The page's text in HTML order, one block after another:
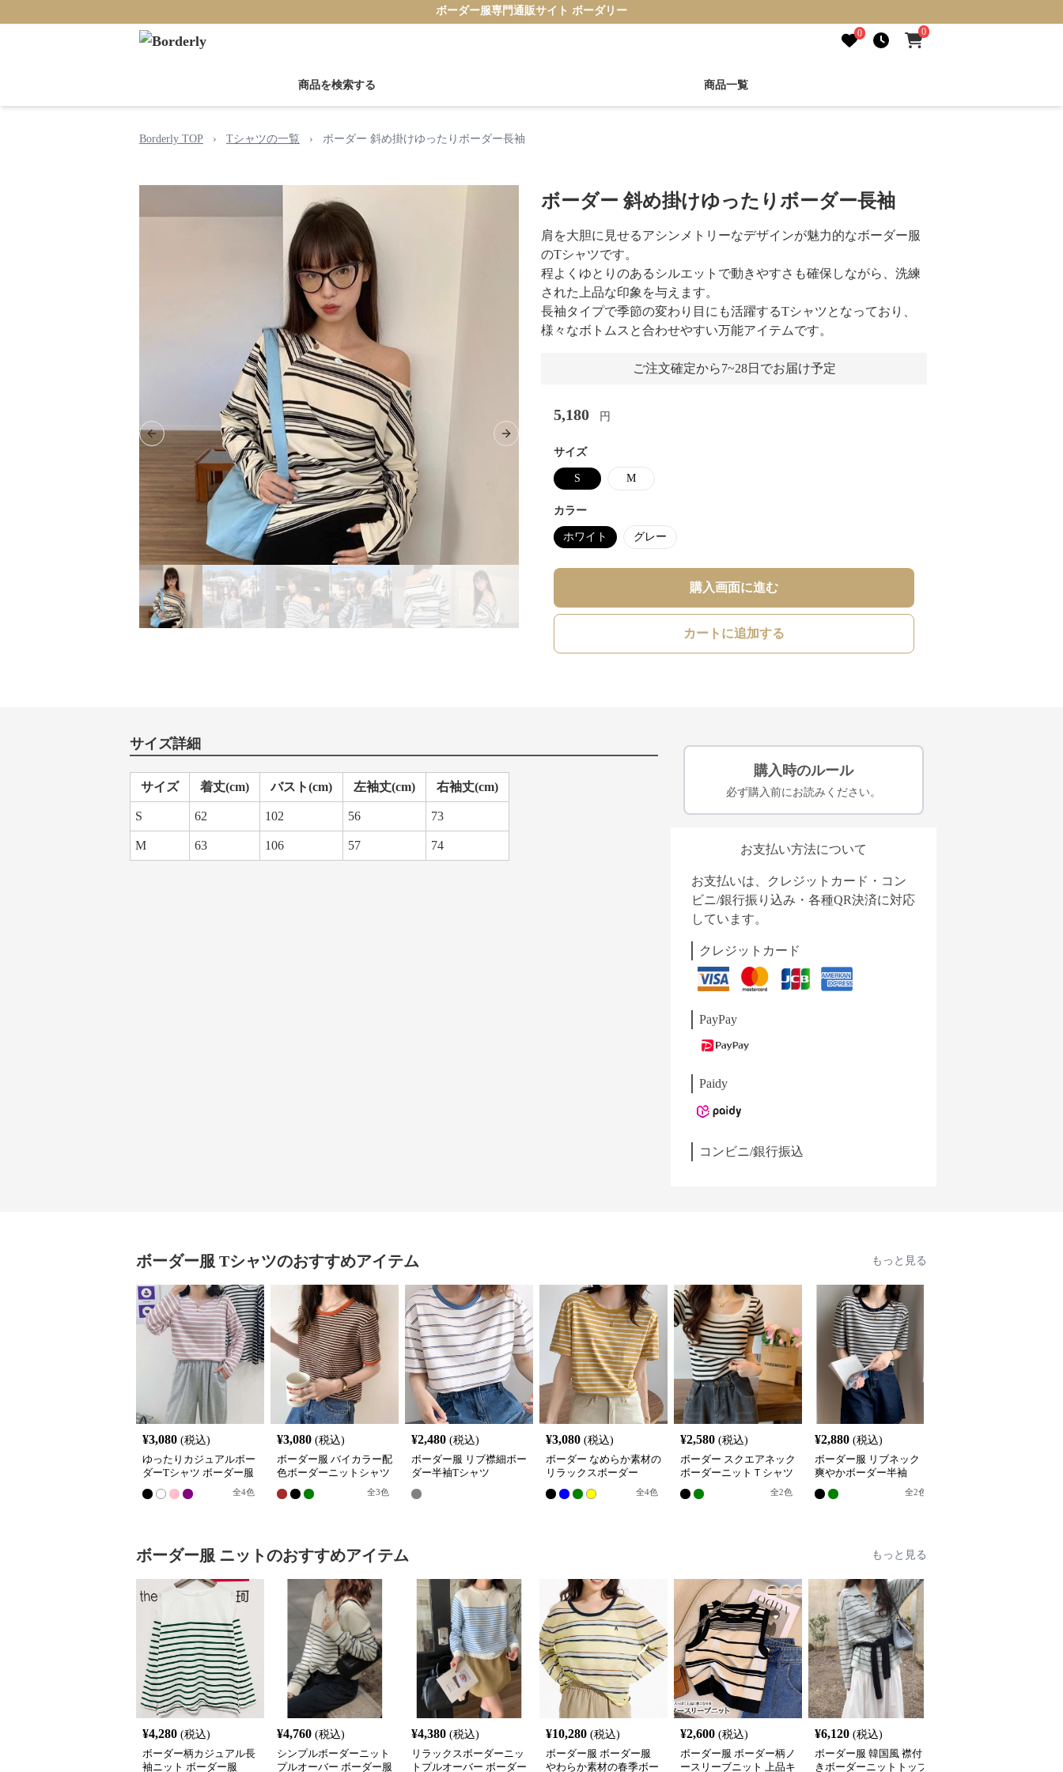
ボーダー服専門通販サイト ボーダリー
0 0
商品を検索する 商品一覧
Borderly TOP › Tシャツの一覧 › ボーダー 斜め掛けゆったりボーダー長袖
Previous slide Next slide
ボーダー 斜め掛けゆったりボーダー長袖
肩を大胆に見せるアシンメトリーなデザインが魅力的なボーダー服
のTシャツです。
程よくゆとりのあるシルエットで動きやすさも確保しながら、洗練
された上品な印象を与えます。
長袖タイプで季節の変わり目にも活躍するTシャツとなっており、
様々なボトムスと合わせやすい万能アイテムです。
ご注文確定から7~28日でお届け予定
5,180 円
サイズ
S M
カラー
ホワイト グレー
購入画面に進む
カートに追加する
サイズ詳細
サイズ 着丈(cm) バスト(cm) 左袖丈(cm) 右袖丈(cm)
S 62 102 56 73
M 63 106 57 74
購入時のルール
必ず購入前にお読みください。
お支払い方法について
お支払いは、クレジットカード・コン
ビニ/銀行振り込み・各種QR決済に対応
しています。
クレジットカード
PayPay
Paidy
コンビニ/銀行振込
ボーダー服 Tシャツのおすすめアイテム もっと見る
¥3,080 (税込)
ゆったりカジュアルボー
ダーTシャツ ボーダー服
全4色
¥3,080 (税込)
ボーダー服 バイカラー配
色ボーダーニットシャツ
全3色
¥2,480 (税込)
ボーダー服 リブ襟細ボー
ダー半袖Tシャツ
¥3,080 (税込)
ボーダー なめらか素材の
リラックスボーダー
全4色
¥2,580 (税込)
ボーダー スクエアネック
ボーダーニットＴシャツ
全2色
¥2,880 (税込)
ボーダー服 リブネック
爽やかボーダー半袖
全2色
ボーダー服 ニットのおすすめアイテム もっと見る
¥4,280 (税込)
ボーダー柄カジュアル長
袖ニット ボーダー服
¥4,760 (税込)
シンプルボーダーニット
プルオーバー ボーダー服
¥4,380 (税込)
リラックスボーダーニッ
トプルオーバー ボーダー
¥10,280 (税込)
ボーダー服 ボーダー服
やわらか素材の春季ボー
¥2,600 (税込)
ボーダー服 ボーダー柄ノ
ースリーブニット 上品キ
¥6,120 (税込)
ボーダー服 韓国風 襟付
きボーダーニットトップ